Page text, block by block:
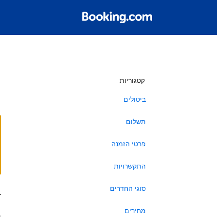
קטגוריות
ביטולים
תשלום
פרטי הזמנה
התקשרויות
סוגי החדרים
מחירים